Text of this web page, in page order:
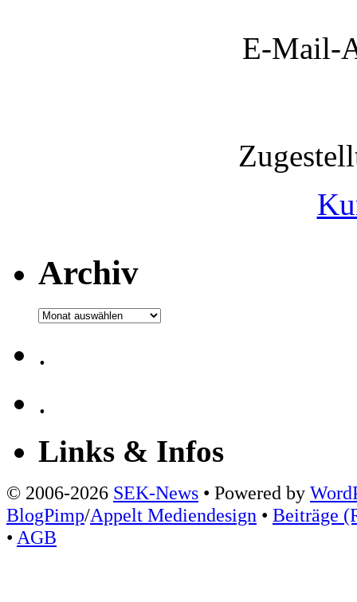
E-Mail-
Archiv
Archiv
.
.
Links & Infos
© 2006-2026 SEK-News • Powered by
BlogPimp/Appelt Mediendesign • Beiträge
• AGB